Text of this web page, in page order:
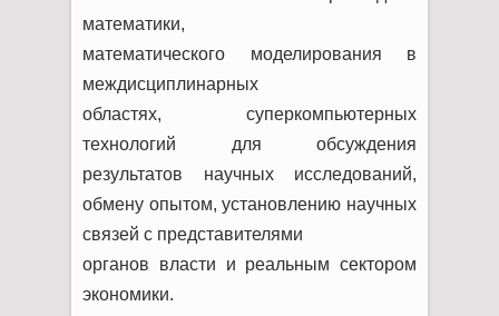
математики,
математического моделирования в
междисциплинарных
областях, суперкомпьютерных
технологий для обсуждения
результатов научных исследований,
обмену опытом, установлению научных
связей с представителями
органов власти и реальным сектором
экономики.